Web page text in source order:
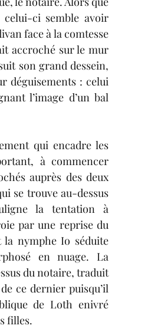
celui-ci semble avoir
face à la comtesse
accroché sur le mur
son grand dessein,
déguisements : celui
l’image d’un bal
qui encadre les
à commencer
auprès des deux
se trouve au-dessus
la tentation à
par une reprise du
la nymphe Io séduite
en nuage. La
du notaire, traduit
ce dernier puisqu’il
de Loth enivré
filles.